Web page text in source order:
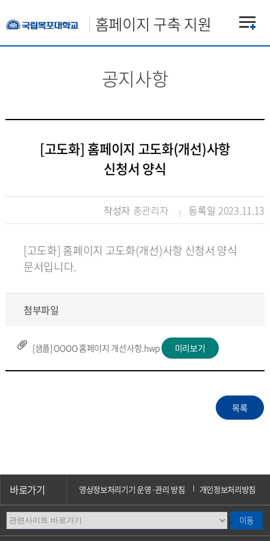
홈페이지 구축 지원
공지사항
[고도화] 홈페이지 고도화(개선)사항
신청서 양식
작성자 총관리자 등록일 2023.11.13
[고도화] 홈페이지 고도화(개선)사항 신청서 양식
문서입니다.
첨부파일
[샘플] OOOO 홈페이지 개선사항.hwp 미리보기
바로가기 영상정보처리기기 운영·관리 방침 개인정보처리방침
이메일무단수집거부 캠퍼스안내